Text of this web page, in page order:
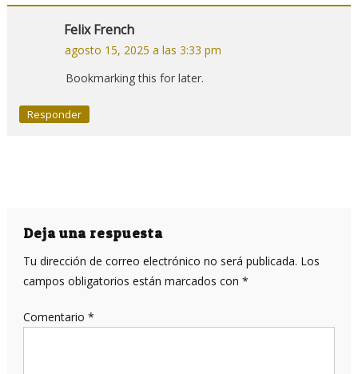
Felix French
agosto 15, 2025 a las 3:33 pm
Bookmarking this for later.
Responder
Deja una respuesta
Tu dirección de correo electrónico no será publicada. Los
campos obligatorios están marcados con *
Comentario *